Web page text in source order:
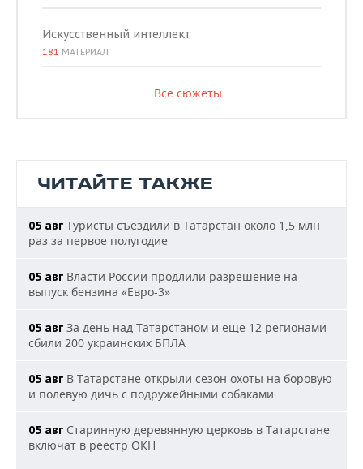
Искусственный интеллект
181 МАТЕРИАЛ
Все сюжеты
ЧИТАЙТЕ ТАКЖЕ
05 авг Туристы съездили в Татарстан около 1,5 млн
раз за первое полугодие
05 авг Власти России продлили разрешение на
выпуск бензина «Евро-3»
05 авг За день над Татарстаном и еще 12 регионами
сбили 200 украинских БПЛА
05 авг В Татарстане открыли сезон охоты на боровую
и полевую дичь с подружейными собаками
05 авг Старинную деревянную церковь в Татарстане
включат в реестр ОКН